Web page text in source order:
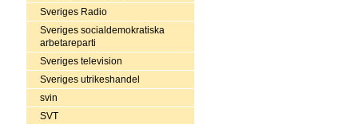
Sveriges Radio
Sveriges socialdemokratiska
arbetareparti
Sveriges television
Sveriges utrikeshandel
svin
SVT